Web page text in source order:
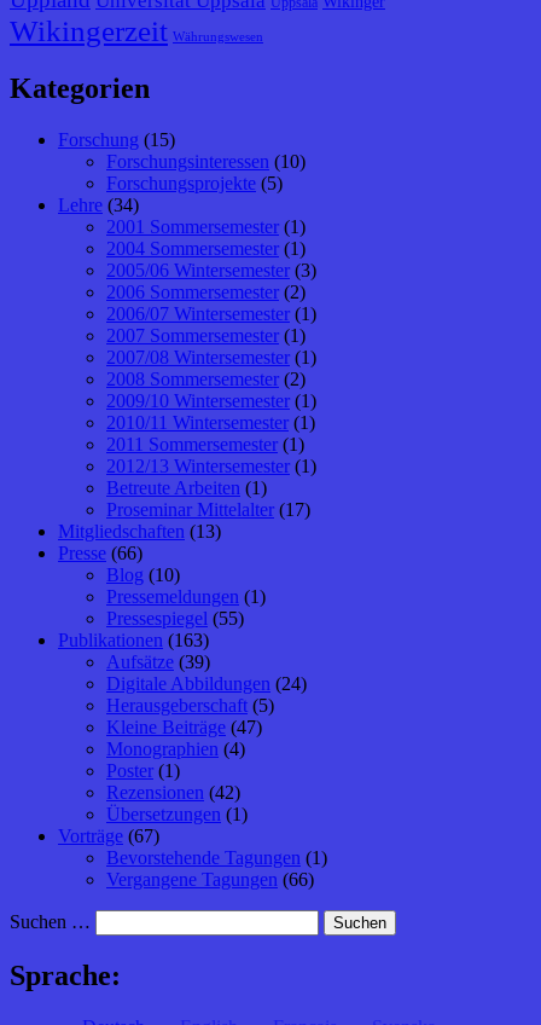
Wikingerzeit Währungswesen
Kategorien
Forschung (15)
Forschungsinteressen (10)
Forschungsprojekte (5)
Lehre (34)
2001 Sommersemester (1)
2004 Sommersemester (1)
2005/06 Wintersemester (3)
2006 Sommersemester (2)
2006/07 Wintersemester (1)
2007 Sommersemester (1)
2007/08 Wintersemester (1)
2008 Sommersemester (2)
2009/10 Wintersemester (1)
2010/11 Wintersemester (1)
2011 Sommersemester (1)
2012/13 Wintersemester (1)
Betreute Arbeiten (1)
Proseminar Mittelalter (17)
Mitgliedschaften (13)
Presse (66)
Blog (10)
Pressemeldungen (1)
Pressespiegel (55)
Publikationen (163)
Aufsätze (39)
Digitale Abbildungen (24)
Herausgeberschaft (5)
Kleine Beiträge (47)
Monographien (4)
Poster (1)
Rezensionen (42)
Übersetzungen (1)
Vorträge (67)
Bevorstehende Tagungen (1)
Vergangene Tagungen (66)
Suchen …
Sprache: